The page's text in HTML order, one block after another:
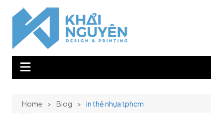
Home Blog in thẻ nhựa tphcm